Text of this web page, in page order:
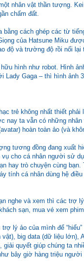
nhân vật thần tượng.
chấm đất.
cách ghép các từ
của Hatsune Miku
độ và trường độ rồi nối lại
hình như robot. Hình
Gaga – thì hình ảnh
trẻ không nhất thiết
nay ta vẫn có những
hoàn toàn ảo (và
tương đồng đang xuất
cho cá nhân người sử
hay trò chuyện cùng
tính cá nhân dùng hệ
nghe và xem thì các trợ
sạn, mua vé xem
lý ảo của mình để
big data (dữ liệu
quyết giúp chúng ta
bây giờ hàng triệu